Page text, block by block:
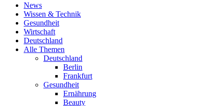
News
Wissen & Technik
Gesundheit
Wirtschaft
Deutschland
Alle Themen
Deutschland
Berlin
Frankfurt
Gesundheit
Ernährung
Beauty